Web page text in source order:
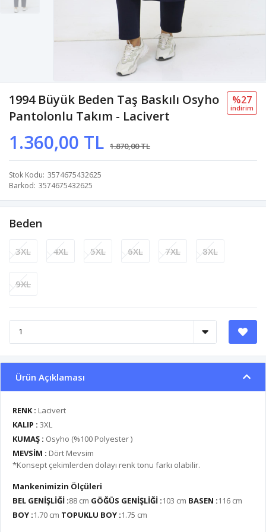
1994 Büyük Beden Taş Baskılı Osyho
Pantolonlu Takım - Lacivert
1.360,00 TL 1.870,00 TL
%27
i̇ndi̇ri̇m
Stok Kodu 3574675432625
Barkod 3574675432625
Beden
3XL 4XL 5XL 6XL 7XL 8XL
9XL
Ürün Açıklaması
RENK : Lacivert
KALIP : 3XL
KUMAŞ : Osyho (%100 Polyester )
MEVSİM : Dört Mevsim
*Konsept çekimlerden dolayı renk tonu farkı olabilir.
Mankenimizin Ölçüleri
BEL GENİŞLİĞİ :88 cm GÖĞÜS GENİŞLİĞİ :103 cm BASEN :116 cm
BOY :1.70 cm TOPUKLU BOY :1.75 cm